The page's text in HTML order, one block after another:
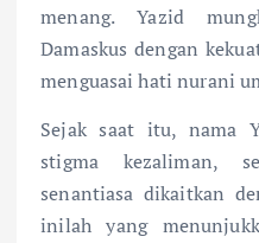
menang. Yazid
Damaskus dengan
menguasai hati nurani
Sejak saat itu, nama
stigma kezaliman,
senantiasa dikaitkan
inilah yang